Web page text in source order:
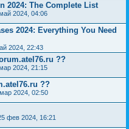
2024: The Complete List
2024, 04:06
2024: Everything You Need
2024, 22:43
??
2024, 21:15
??
2024, 02:50
фев 2024, 16:21